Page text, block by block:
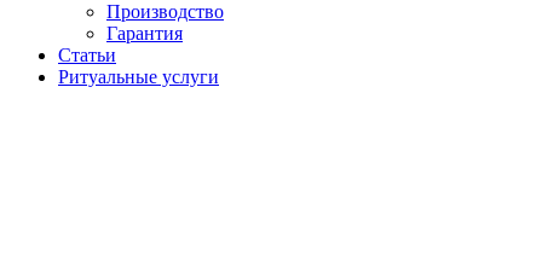
Производство
Гарантия
Статьи
Ритуальные услуги